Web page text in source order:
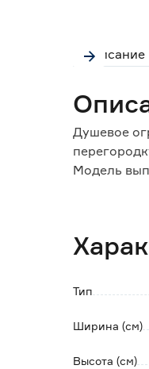
Описание
Душевое
Модель
трапов,
Тип
Ширина (см)
Высота (см)